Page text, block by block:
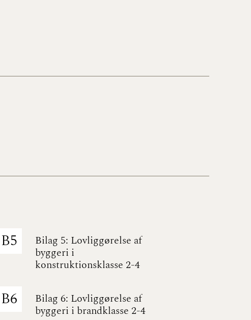
B5
Bilag 5: Lovliggørelse af
byggeri i
konstruktionsklasse 2-4
B6
Bilag 6: Lovliggørelse af
byggeri i brandklasse 2-4